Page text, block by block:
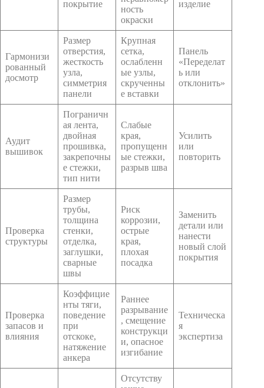
покрытие
ность
окраски
изделие
Гармонизи
рованный
досмотр
Размер
отверстия,
жесткость
узла,
симметрия
панели
Крупная
сетка,
ослабленн
ые узлы,
скрученны
е вставки
Панель
«Переделат
ь или
отклонить»
Аудит
вышивок
Пограничн
ая лента,
двойная
прошивка,
закрепочны
е стежки,
тип нити
Слабые
края,
пропущенн
ые стежки,
разрыв шва
Усилить
или
повторить
Проверка
структуры
Размер
трубы,
толщина
стенки,
отделка,
заглушки,
сварные
швы
Риск
коррозии,
острые
края,
плохая
посадка
Заменить
детали или
нанести
новый слой
покрытия
Проверка
запасов и
влияния
Коэффицие
нты тяги,
поведение
при
отскоке,
натяжение
анкера
Раннее
разрывание
, смещение
конструкци
и, опасное
изгибание
Техническа
я
экспертиза
Отсутству